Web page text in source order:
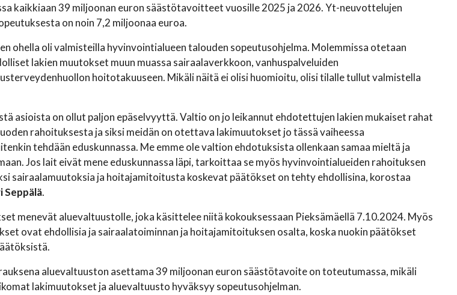
kaikkiaan 39 miljoonan euron säästötavoitteet vuosille 2025 ja 2026. Yt-neuvottelujen
on noin 7,2 miljoonaa euroa.
ohella oli valmisteilla hyvinvointialueen talouden sopeutusohjelma. Molemmissa otetaan
lakien muutokset muun muassa sairaalaverkkoon, vanhuspalveluiden
hoitotakuuseen. Mikäli näitä ei olisi huomioitu, olisi tilalle tullut valmistella
asioista on ollut paljon epäselvyyttä. Valtio on jo leikannut ehdotettujen lakien mukaiset rahat
rahoituksesta ja siksi meidän on otettava lakimuutokset jo tässä vaiheessa
tehdään eduskunnassa. Me emme ole valtion ehdotuksista ollenkaan samaa mieltä ja
Jos lait eivät mene eduskunnassa läpi, tarkoittaa se myös hyvinvointialueiden rahoituksen
sairaalamuutoksia ja hoitajamitoitusta koskevat päätökset on tehty ehdollisina, korostaa
Seppälä.
menevät aluevaltuustolle, joka käsittelee niitä kokouksessaan Pieksämäellä 7.10.2024. Myös
ovat ehdollisia ja sairaalatoiminnan ja hoitajamitoituksen osalta, koska nuokin päätökset
aluevaltuuston asettama 39 miljoonan euron säästötavoite on toteutumassa, mikäli
lakimuutokset ja aluevaltuusto hyväksyy sopeutusohjelman.